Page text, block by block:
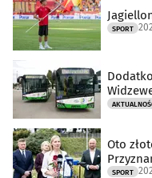
SPORT
Oto
SPORT